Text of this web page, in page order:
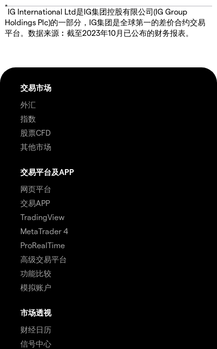
*
IG International Ltd是IG集团控股有限公司(IG Group
Holdings Plc)的一部分，IG集团是全球第一的差价合约交易
平台。数据来源︰截至2023年10月已公布的财务报表。
交易市场
外汇
指数
股票CFD
其他市场
交易平台及APP
网页平台
交易APP
TradingView
MetaTrader 4
ProRealTime
高级交易平台
功能比较
模拟账户
市场透视
财经日历
信号中心